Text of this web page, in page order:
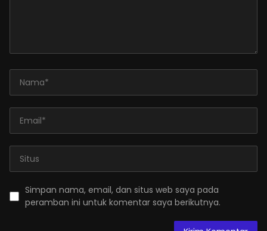
Simpan nama, email, dan situs web saya pada
peramban ini untuk komentar saya berikutnya.